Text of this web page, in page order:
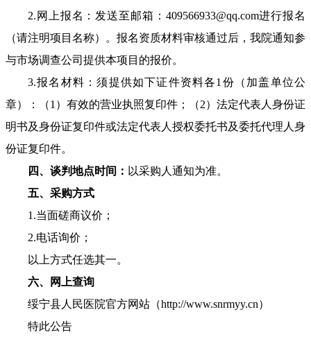
2.网上报名：发送至邮箱：409566933@qq.com进行报名
（请注明项目名称）。报名资质材料审核通过后，我院通知参
与市场调查公司提供本项目的报价。
3.报名材料：须提供如下证件资料各1份（加盖单位公
章）：（1）有效的营业执照复印件；（2）法定代表人身份证
明书及身份证复印件或法定代表人授权委托书及委托代理人身
份证复印件。
四、谈判地点时间： 以采购人通知为准。
五、采购方式
1.当面磋商议价；
2.电话询价；
以上方式任选其一。
六、网上查询
绥宁县人民医院官方网站（http://www.snrmyy.cn）
特此公告